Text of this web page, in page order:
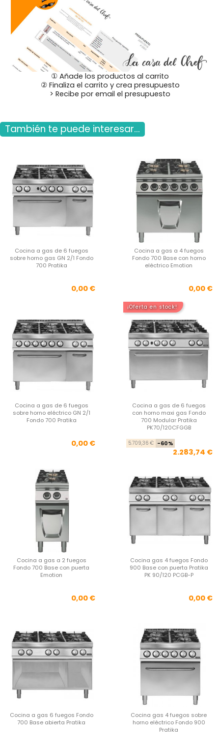
① Añade los productos al carrito
② Finaliza el carrito y crea presupuesto
> Recibe por email el presupuesto
También te puede interesar...
Cocina a gas de 6 fuegos
sobre horno gas GN 2/1 Fondo
700 Pratika
Precio
0,00 €
Cocina a gas a 4 fuegos
Fondo 700 Base con horno
eléctrico Emotion
0,00 €
Cocina a gas de 6 fuegos
sobre horno eléctrico GN 2/1
Fondo 700 Pratika
Precio
0,00 €
¡Oferta en stock!
Cocina a gas de 6 fuegos
con horno maxi gas Fondo
700 Modular Pratika
PK70/120CFGGB
5.709,36 € -60%
2.283,74 €
Cocina a gas a 2 fuegos
Fondo 700 Base con puerta
Emotion
Precio
0,00 €
Cocina gas 4 fuegos Fondo
900 Base con puerta Pratika
PK 90/120 PCGB-P
0,00 €
Cocina a gas 6 fuegos Fondo
700 Base abierta Pratika
Cocina gas 4 fuegos sobre
horno eléctrico Fondo 900
Pratika